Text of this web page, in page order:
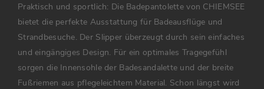
Praktisch und sportlich: Die Badepantolette von CHIEMSEE
bietet die perfekte Ausstattung für Badeausflüge und
Strandbesuche. Der Slipper überzeugt durch sein einfaches
und eingängiges Design. Für ein optimales Tragegefühl
sorgen die Innensohle der Badesandalette und der breite
Fußriemen aus pflegeleichtem Material. Schon längst wird